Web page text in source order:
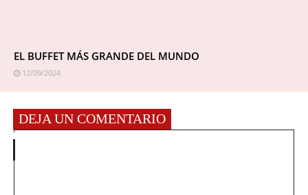
EL BUFFET MÁS GRANDE DEL MUNDO
12/09/2024
DEJA UN COMENTARIO